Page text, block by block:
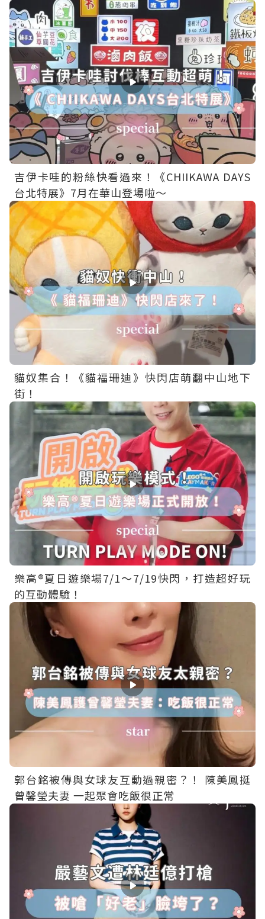
吉伊卡哇的粉絲快看過來！《CHIIKAWA DAYS
台北特展》7月在華山登場啦～
貓奴集合！《貓福珊迪》快閃店萌翻中山地下
街！
樂高®夏日遊樂場7/1～7/19快閃，打造超好玩
的互動體驗！
郭台銘被傳與女球友互動過親密？！ 陳美鳳挺
曾馨瑩夫妻 一起聚會吃飯很正常